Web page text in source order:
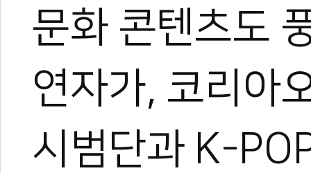
문화 콘텐츠도
연자가, 코리아
시범단과 K-